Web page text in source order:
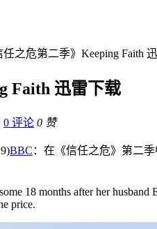
任之危第二季》Keeping Faith
Faith 迅雷下载
0 评论 0 赞
BBC ：在《信任之危》第二
18 months after her
price.